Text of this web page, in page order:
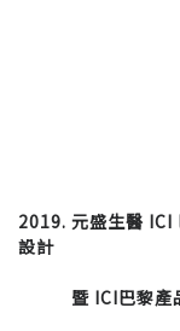
2019. 元盛生醫 ICI
設計
暨 ICI巴黎產